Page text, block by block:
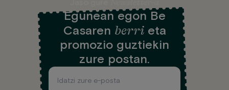
Egunean egon Be
Casaren berrieta
promozio guztiekin
zure postan.